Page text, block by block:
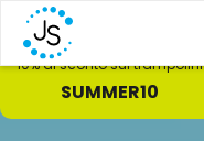
Saldi Estivi
10% di sconto sui trampolini
SUMMER10